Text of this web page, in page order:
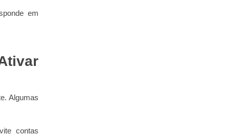
em
Algumas
contas